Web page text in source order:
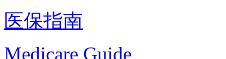
医保指南
Medicare Guide